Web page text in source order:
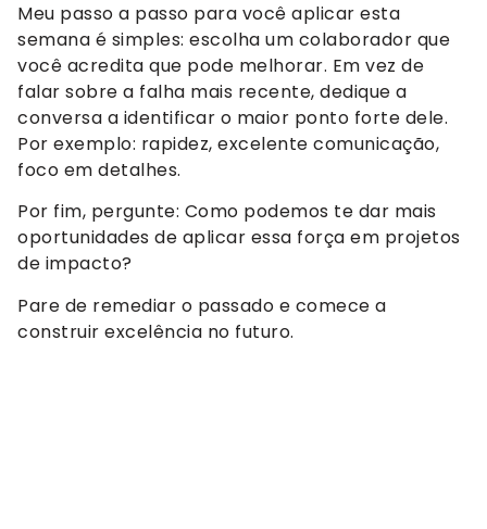
Meu passo a passo para você aplicar esta
semana é simples: escolha um colaborador que
você acredita que pode melhorar. Em vez de
falar sobre a falha mais recente, dedique a
conversa a identificar o maior ponto forte dele.
Por exemplo: rapidez, excelente comunicação,
foco em detalhes.
Por fim, pergunte: Como podemos te dar mais
oportunidades de aplicar essa força em projetos
de impacto?
Pare de remediar o passado e comece a
construir excelência no futuro.